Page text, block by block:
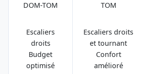
DOM-TOM
TOM
Escaliers
droits
Budget
optimisé
Escaliers droits
et tournant
Confort
amélioré